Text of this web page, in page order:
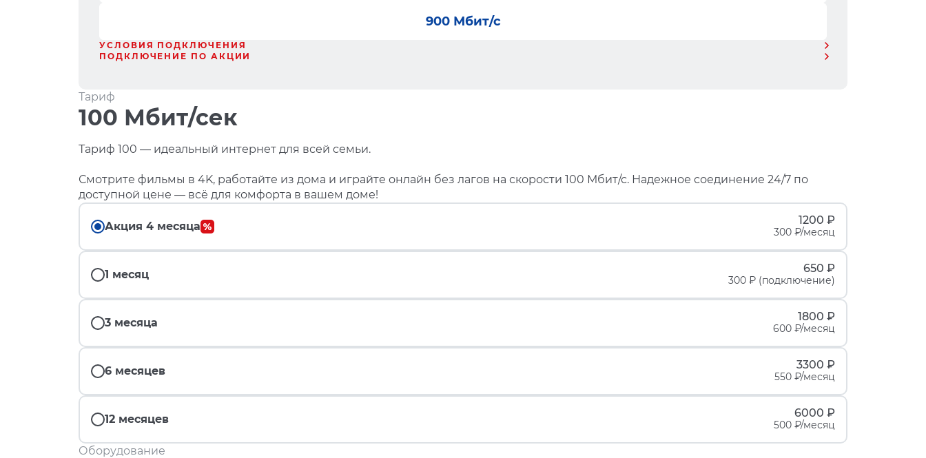
900 Мбит/с
УСЛОВИЯ ПОДКЛЮЧЕНИЯ
ПОДКЛЮЧЕНИЕ ПО АКЦИИ
Тариф
100 Мбит/сек
Тариф 100 — идеальный интернет для всей семьи.
Смотрите фильмы в 4K, работайте из дома и играйте онлайн без лагов на скорости 100 Мбит/с. Надежное соединение 24/7 по
доступной цене — всё для комфорта в вашем доме!
Акция 4 месяца 1200 ₽
300 ₽/месяц
1 месяц 650 ₽
300 ₽ (подключение)
3 месяца 1800 ₽
600 ₽/месяц
6 месяцев 3300 ₽
550 ₽/месяц
12 месяцев 6000 ₽
500 ₽/месяц
Оборудование